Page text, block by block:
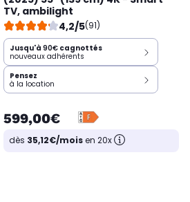
TV, ambilight
4,2/5(91)
Jusqu'à 90€ cagnottés
nouveaux adhérents
Pensez
à la location
599,00€
dès 35,12€/moisen 20x